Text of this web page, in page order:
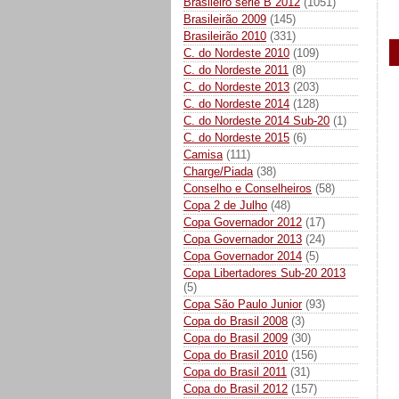
Brasileirão 2009 (145)
Brasileirão 2010 (331)
C. do Nordeste 2010 (109)
C. do Nordeste 2011 (8)
C. do Nordeste 2013 (203)
C. do Nordeste 2014 (128)
C. do Nordeste 2014 Sub-20 (1)
C. do Nordeste 2015 (6)
Camisa (111)
Charge/Piada (38)
Conselho e Conselheiros (58)
Copa 2 de Julho (48)
Copa Governador 2012 (17)
Copa Governador 2013 (24)
Copa Governador 2014 (5)
Copa Libertadores Sub-20 2013
(5)
Copa São Paulo Junior (93)
Copa do Brasil 2008 (3)
Copa do Brasil 2009 (30)
Copa do Brasil 2010 (156)
Copa do Brasil 2011 (31)
Copa do Brasil 2012 (157)